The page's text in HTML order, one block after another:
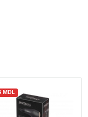
MDL